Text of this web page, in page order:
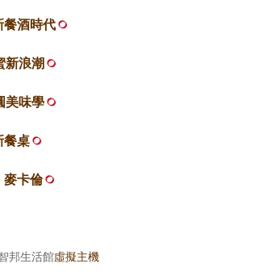
餐酒時代
新浪潮
美味學
餐桌
麥卡倫
邦生活館虛擬主機